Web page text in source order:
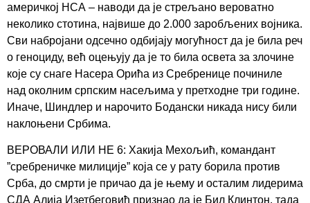
америчкој НСА – наводи да је стрељано вероватно
неколико стотина, највише до 2.000 заробљених војника.
Сви набројани одсечно одбијају могућност да је била реч
о геноциду, већ оцењују да је то била освета за злочине
које су снаге Насера Орића из Сребренице починиле
над околним српским насељима у претходне три године.
Иначе, Шиндлер и нарочито Бодански никада нису били
наклоњени Србима.
ВЕРОВАЛИ ИЛИ НЕ 6: Хакија Мехољић, командант
”сребреничке милиције” која се у рату борила против
Срба, до смрти је причао да је њему и осталим лидерима
СДА Алија Изетбеговић признао да је Бил Клинтон, тада